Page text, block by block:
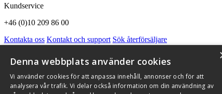
Kundservice
+46 (0)10 209 86 00
Kontakta oss Kontakt och support Sök återförsäljare
Om Flexit
Aktuellt Miljö och kvalitetssäkring Alarmkoder
Qnister Visselblåsningsfunktion
© 2026 Flexit AB. Alla rättigheter förbehållna
Denna webbplats använder cookies
Vi använder cookies för att anpassa innehåll, annonser och för att
analysera vår trafik. Vi delar också information om din användning av